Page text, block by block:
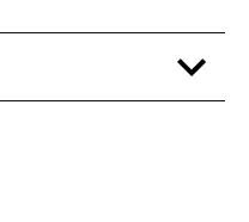
關考古題，除了可以看出
對題型之偏好，例如考
時間之思考題，必定會搭
名詞解釋。因此，歷屆
答時之時間分配，更可
，評估出更有效率的臨場